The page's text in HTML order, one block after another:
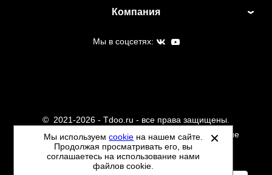
Компания
Мы в соцсетях:
© 2021-2026 - Tdoo.ru - все права защищены.
Данный сайт не является интернет магазином и не
является публичной офертой.
Политика обработки персональных данных
Мы используемcookie на нашем сайте.
Продолжая просматривать его, вы
соглашаетесь на использование нами
файлов cookie.